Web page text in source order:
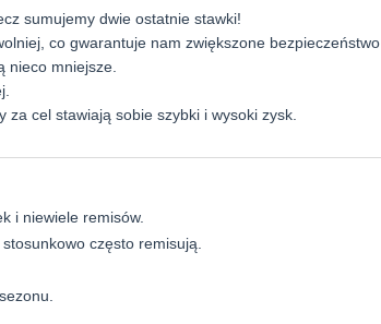
sumujemy dwie ostatnie stawki!
co gwarantuje nam zwiększone bezpieczeństwo
nieco mniejsze.
cel stawiają sobie szybki i wysoki zysk.
i niewiele remisów.
często remisują.